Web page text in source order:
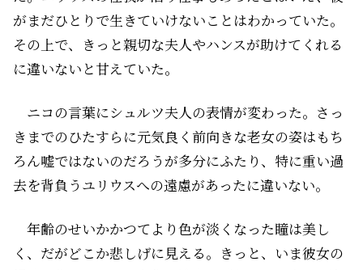
がまだひとりで生きていけないことはわかっていた。
その上で、きっと親切な夫人やハンスが助けてくれる
に違いないと甘えていた。
ニコの言葉にシュルツ夫人の表情が変わった。さっ
きまでのひたすらに元気良く前向きな老女の姿はもち
ろん嘘ではないのだろうが――多分にふたり、特に重い過
去を背負うユリウスへの遠慮があったに違いない。
年齢のせいかかつてより色が淡くなった瞳は美し
く、だがどこか悲しげに見える。きっと、いま彼女の